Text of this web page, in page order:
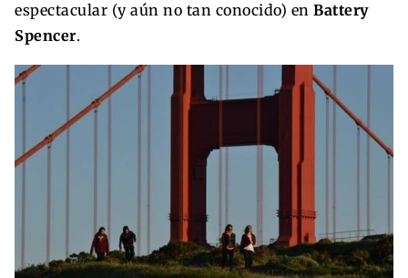
espectacular (y aún no tan conocido) en Battery
Spencer.